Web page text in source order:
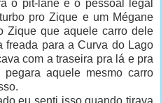
o pit-lane e o pessoal legal
pro Zique e um Mégane
Zique que aquele carro dele
freada para a Curva do Lago
com a traseira pra lá e pra
aquele mesmo carro